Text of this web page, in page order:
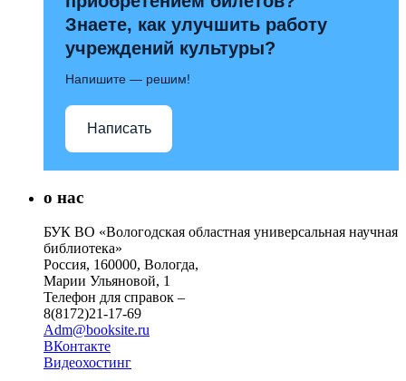
Знаете, как улучшить работу
учреждений культуры?
Напишите — решим!
Написать
о нас
БУК ВО «Вологодская областная универсальная научная
библиотека»
Россия, 160000, Вологда,
Марии Ульяновой, 1
Телефон для справок –
8(8172)21-17-69
Adm@booksite.ru
ВКонтакте
Видеохостинг